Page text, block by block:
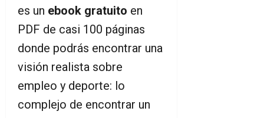
es un ebook gratuito en
PDF de casi 100 páginas
donde podrás encontrar una
visión realista sobre
empleo y deporte: lo
complejo de encontrar un